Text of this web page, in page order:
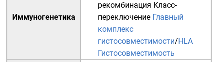
Иммуногенетика
рекомбинация Класс-
переключение Главный
комплекс
гистосовместимости/HLA
Гистосовместимость